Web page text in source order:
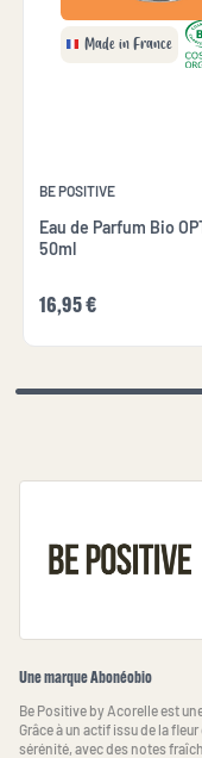
Made in France
BE POSITIVE
Eau de Parfum Bio
50ml
16,95 €
Une marque Abonéobio
Be Positive by Acorelle est
Grâce à un actif issu de la
sérénité, avec des notes